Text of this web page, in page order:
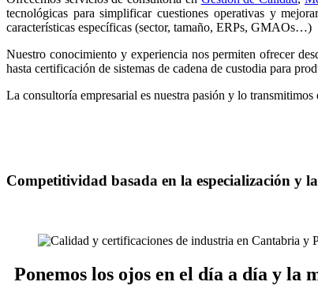
tecnológicas para simplificar cuestiones operativas y
características específicas (sector, tamaño, ERPs, GMAOs…)
Nuestro conocimiento y experiencia nos permiten ofrecer
hasta certificación de sistemas de cadena de custodia para
La consultoría empresarial es nuestra pasión y lo
Competitividad basada en la especialización y
Ponemos los ojos en el día a día y la